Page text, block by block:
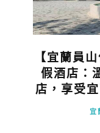
【宜蘭員
假酒店：
店，享受
宜